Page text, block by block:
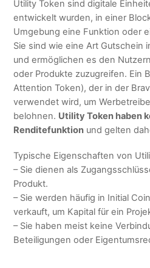
Utility Token sind digitale
entwickelt wurden, in einer
Umgebung eine Funktion oder
Sie sind wie eine Art Gutschein
und ermöglichen es den
oder Produkte zuzugreifen. Ein
Attention Token), der in der
verwendet wird, um
belohnen. Utility Token haben
Renditefunktion und gelten
Typische Eigenschaften von
– Sie dienen als
Produkt.
– Sie werden häufig in Initial
verkauft, um Kapital für ein
– Sie haben meist keine
Beteiligungen oder